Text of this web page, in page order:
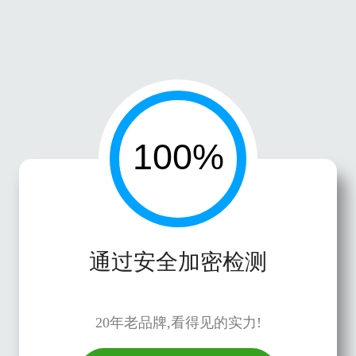
通过安全加密检测
20年老品牌,看得见的实力!